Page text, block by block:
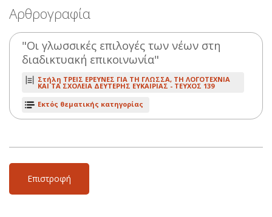
Αρθρογραφία
"Οι γλωσσικές επιλογές των νέων στη
διαδικτυακή επικοινωνία"
Στήλη ΤΡΕΙΣ ΕΡΕΥΝΕΣ ΓΙΑ ΤΗ ΓΛΩΣΣΑ, ΤΗ ΛΟΓΟΤΕΧΝΙΑ
ΚΑΙ ΤΑ ΣΧΟΛΕΙΑ ΔΕΥΤΕΡΗΣ ΕΥΚΑΙΡΙΑΣ - ΤΕΥΧΟΣ 139
Εκτός θεματικής κατηγορίας
Επιστροφή